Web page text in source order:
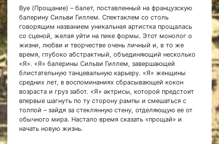
Bye (Прощание) – балет, поставленный на французскую
балерину Сильви Гиллем. Спектаклем со столь
говорящим названием уникальная артистка прощалась
со сценой, желая уйти на пике формы. Этот монолог о
жизни, любви и творчестве очень личный и, в то же
время, глубоко абстрактный, объединяющий несколько
«Я». «Я» балерины Сильви Гиллем, завершающей
блистательную танцевальную карьеру. «Я» женщины
средних лет, в воспоминаниях сбрасывающей кокон
возраста и груз забот. «Я» актрисы, которой предстоит
впервые шагнуть по ту сторону рампы и смешаться с
толпой – зайдя за стеклянную стену, отделяющую ее от
обычного мира. Настало время сказать «прощай» и
начать новую жизнь.